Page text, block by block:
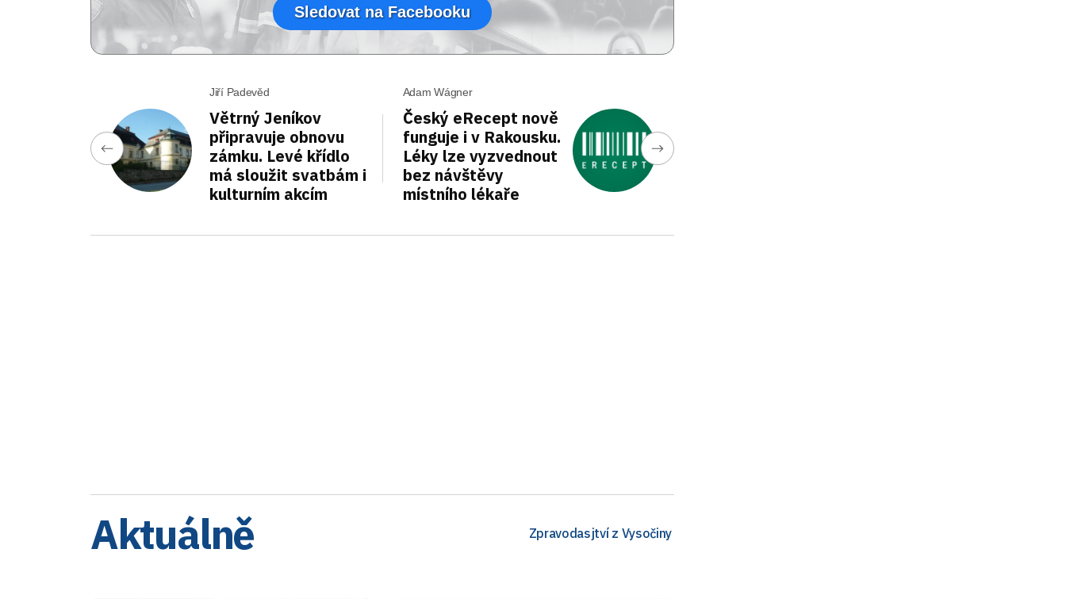
Sledovat na Facebooku
Jiří Padevěd
Větrný Jeníkov
připravuje obnovu
zámku. Levé křídlo
má sloužit svatbám i
kulturním akcím
Adam Wágner
Český eRecept nově
funguje i v Rakousku.
Léky lze vyzvednout
bez návštěvy
místního lékaře
Aktuálně Zpravodasjtví z Vysočiny